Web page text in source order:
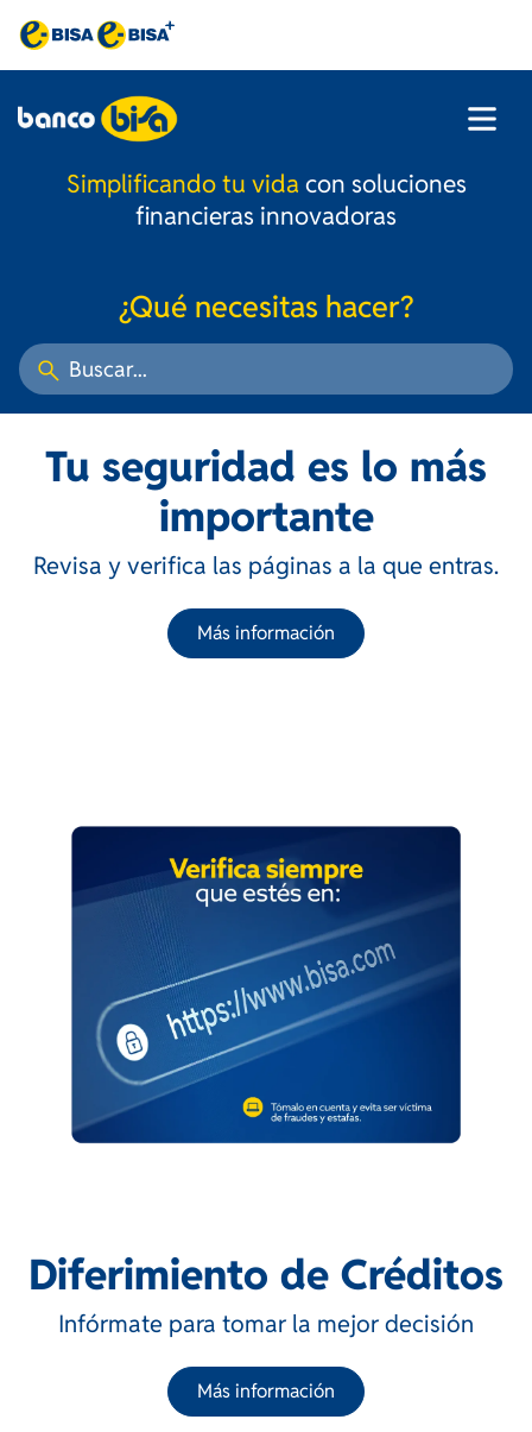
Simplificando tu vida con soluciones
financieras innovadoras
¿Qué necesitas hacer?
Tu seguridad es lo más
importante
Revisa y verifica las páginas a la que entras.
Más información
Diferimiento de Créditos
Infórmate para tomar la mejor decisión
Más información